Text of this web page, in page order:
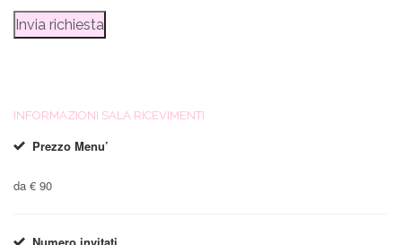
INFORMAZIONI SALA RICEVIMENTI
Prezzo Menu’
da € 90